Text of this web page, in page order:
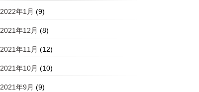
2022年1月 (9)
2021年12月 (8)
2021年11月 (12)
2021年10月 (10)
2021年9月 (9)